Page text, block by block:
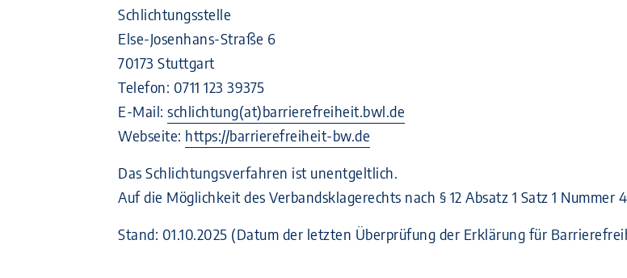
Schlichtungsstelle
Else-Josenhans-Straße 6
70173 Stuttgart
Telefon: 0711 123 39375
E-Mail: schlichtung(at)barrierefreiheit.bwl.de
Webseite: https://barrierefreiheit-bw.de
Das Schlichtungsverfahren ist unentgeltlich.
Auf die Möglichkeit des Verbandsklagerechts nach § 12 Absatz 1 Satz 1 Nummer
Stand: 01.10.2025 (Datum der letzten Überprüfung der Erklärung für